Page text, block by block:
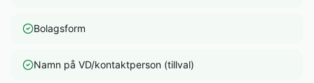
Bolagsform
Namn på VD/kontaktperson (tillval)